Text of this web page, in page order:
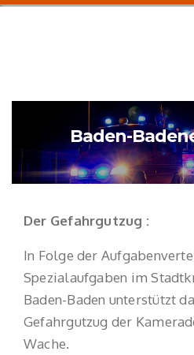
Baden-
Der Gefahrgutzug :
In Folge der
Spezialaufgaben im
Baden-Baden unterstützt
Gefahrgutzug der
Wache.